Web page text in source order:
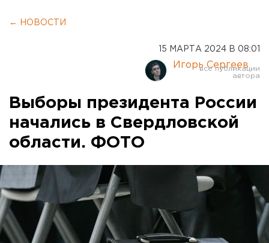
← НОВОСТИ
15 МАРТА 2024 В 08:01
Игорь Сергеев
Выборы президента России
начались в Свердловской
области. ФОТО